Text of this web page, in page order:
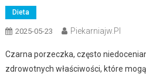
Dieta
2025-05-23 Piekarniajw.pl
Czarna porzeczka, często
zdrowotnych właściwości, które